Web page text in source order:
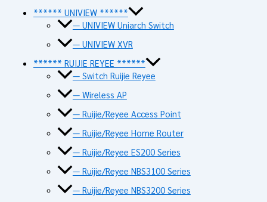
****** UNIVIEW ******
— UNIVIEW Uniarch Switch
— UNIVIEW XVR
****** RUIJIE REYEE ******
— Switch Ruijie Reyee
— Wireless AP
— Ruijie/Reyee Access Point
— Ruijie/Reyee Home Router
— Ruijie/Reyee ES200 Series
— Ruijie/Reyee NBS3100 Series
— Ruijie/Reyee NBS3200 Series